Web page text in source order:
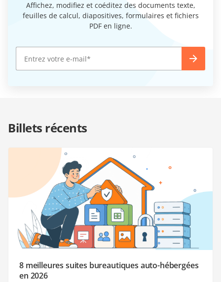
Affichez, modifiez et coéditez des documents texte,
feuilles de calcul, diapositives, formulaires et fichiers
PDF en ligne.
Billets récents
8 meilleures suites bureautiques auto-hébergées
en 2026